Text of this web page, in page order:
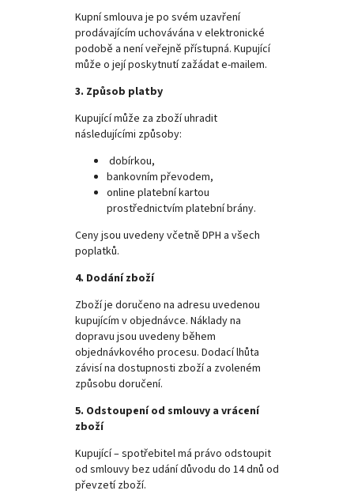
Kupní smlouva je po svém uzavření
prodávajícím uchovávána v elektronické
podobě a není veřejně přístupná. Kupující
může o její poskytnutí zažádat e-mailem.
3. Způsob platby
Kupující může za zboží uhradit
následujícími způsoby:
dobírkou,
bankovním převodem,
online platební kartou
prostřednictvím platební brány.
Ceny jsou uvedeny včetně DPH a všech
poplatků.
4. Dodání zboží
Zboží je doručeno na adresu uvedenou
kupujícím v objednávce. Náklady na
dopravu jsou uvedeny během
objednávkového procesu. Dodací lhůta
závisí na dostupnosti zboží a zvoleném
způsobu doručení.
5. Odstoupení od smlouvy a vrácení
zboží
Kupující – spotřebitel má právo odstoupit
od smlouvy bez udání důvodu do 14 dnů od
převzetí zboží.